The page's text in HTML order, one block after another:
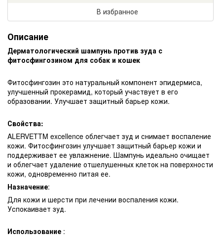
В избранное
Описание
Дерматологический шампунь против зуда с
фитосфингозином для собак и кошек
Фитосфингозин это натуральный компонент эпидермиса,
улучшенный прокерамид, который участвует в его
образовании. Улучшает защитный барьер кожи.
Свойства:
ALERVETTM excellence облегчает зуд и снимает воспаление
кожи. Фитосфингозин улучшает защитный барьер кожи и
поддерживает ее увлажнение. Шампунь идеально очищает
и облегчает удаление отшелушенных клеток на поверхности
кожи, одновременно питая ее.
Назначение:
Для кожи и шерсти при лечении воспаления кожи.
Успокаивает зуд.
Использование :